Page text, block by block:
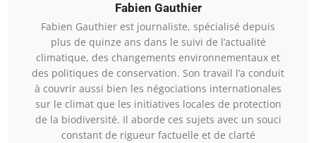
Fabien Gauthier
Fabien Gauthier est journaliste, spécialisé depuis
plus de quinze ans dans le suivi de l’actualité
climatique, des changements environnementaux et
des politiques de conservation. Son travail l’a conduit
à couvrir aussi bien les négociations internationales
sur le climat que les initiatives locales de protection
de la biodiversité. Il aborde ces sujets avec un souci
constant de rigueur factuelle et de clarté